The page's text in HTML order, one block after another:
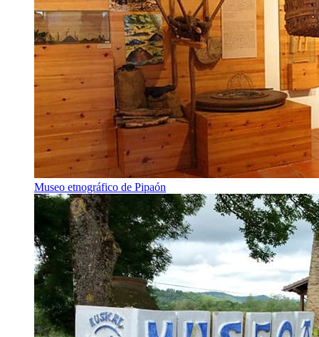
Museo etnográfico de Pipaón